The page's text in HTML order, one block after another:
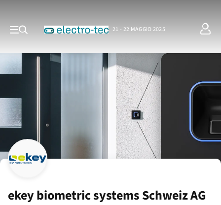
21 - 22 MAGGIO 2025
ekey biometric systems Schweiz AG